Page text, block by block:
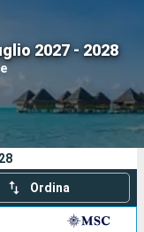
2027 - 2028
Ordina